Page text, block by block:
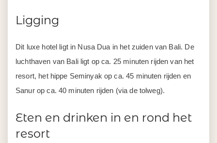
Ligging
Dit luxe hotel ligt in Nusa Dua in het zuiden van Bali. De
luchthaven van Bali ligt op ca. 25 minuten rijden van het
resort, het hippe Seminyak op ca. 45 minuten rijden en
Sanur op ca. 40 minuten rijden (via de tolweg).
Eten en drinken in en rond het
resort